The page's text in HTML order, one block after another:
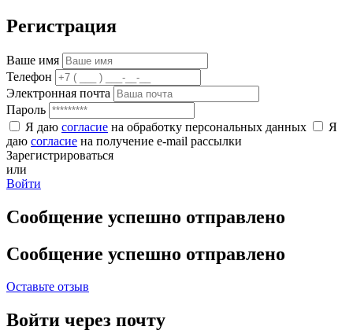
Регистрация
Ваше имя
Телефон
Электронная почта
Пароль
Я даю согласие на обработку персональных данных
Я
даю согласие на получение e-mail рассылки
Зарегистрироваться
или
Войти
Сообщение успешно отправлено
Сообщение успешно отправлено
Оставьте отзыв
Войти через почту